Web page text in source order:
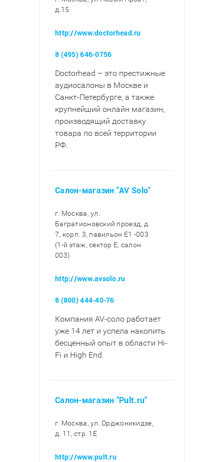
д.15
http://www.doctorhead.ru
8 (495) 646-0756
Doctorhead – это престижные
аудиосалоны в Москве и
Санкт-Петербурге, а также
крупнейший онлайн магазин,
производящий доставку
товара по всей территории
РФ.
Салон-магазин "AV Solo"
г. Москва, ул.
Багратионовский проезд, д.
7, корп. 3, павильон E1 -003
(1-й этаж, сектор E, салон
003)
http://www.avsolo.ru
8 (800) 444-40-76
Компания AV-соло работает
уже 14 лет и успела накопить
бесценный опыт в области Hi-
Fi и High End.
Салон-магазин "Pult.ru"
г. Москва, ул. Орджоникидзе,
д. 11, стр. 1E
http://www.pult.ru